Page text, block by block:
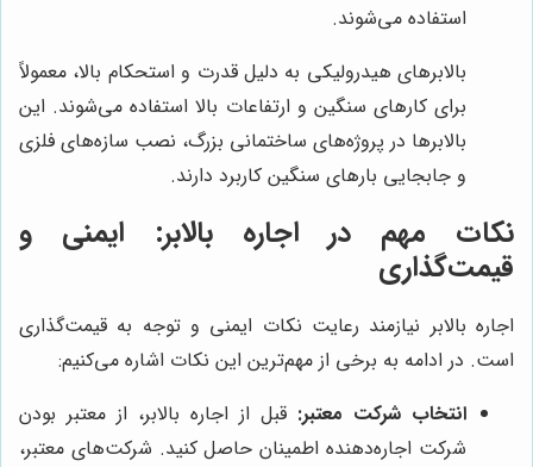
استفاده می‌شوند.
بالابرهای هیدرولیکی به دلیل قدرت و استحکام بالا، معمولاً
برای کارهای سنگین و ارتفاعات بالا استفاده می‌شوند. این
بالابرها در پروژه‌های ساختمانی بزرگ، نصب سازه‌های فلزی
و جابجایی بارهای سنگین کاربرد دارند.
نکات مهم در اجاره بالابر: ایمنی و
قیمت‌گذاری
اجاره بالابر نیازمند رعایت نکات ایمنی و توجه به قیمت‌گذاری
است. در ادامه به برخی از مهم‌ترین این نکات اشاره می‌کنیم:
انتخاب شرکت معتبر: قبل از اجاره بالابر، از معتبر بودن
شرکت اجاره‌دهنده اطمینان حاصل کنید. شرکت‌های معتبر،